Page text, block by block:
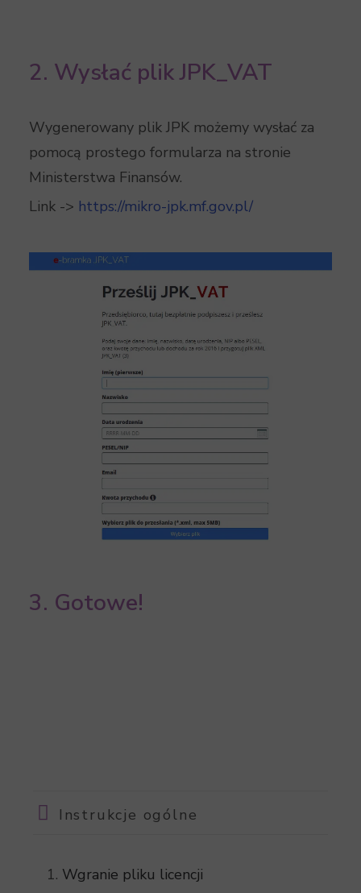
2. Wysłać plik JPK_VAT
Wygenerowany plik JPK możemy wysłać za
pomocą prostego formularza na stronie
Ministerstwa Finansów.
Link -> https://mikro-jpk.mf.gov.pl/
3. Gotowe!
Instrukcje ogólne
Wgranie pliku licencji